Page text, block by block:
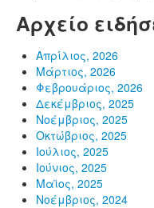
Αρχείο
Απρίλιος, 2026
Μάρτιος, 2026
Φεβρουάριος, 2026
Δεκέμβριος, 2025
Νοέμβριος, 2025
Οκτώβριος, 2025
Ιούλιος, 2025
Ιούνιος, 2025
Μαϊος, 2025
Νοέμβριος, 2024